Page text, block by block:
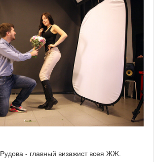
Рудова - главный визажист всея ЖЖ.